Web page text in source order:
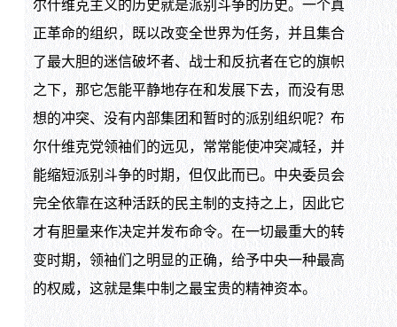
尔什维克主义的历史就是派别斗争的历史。一个真
正革命的组织，既以改变全世界为任务，并且集合
了最大胆的迷信破坏者、战士和反抗者在它的旗帜
之下，那它怎能平静地存在和发展下去，而没有思
想的冲突、没有内部集团和暂时的派别组织呢？布
尔什维克党领袖们的远见，常常能使冲突减轻，并
能缩短派别斗争的时期，但仅此而已。中央委员会
完全依靠在这种活跃的民主制的支持之上，因此它
才有胆量来作决定并发布命令。在一切最重大的转
变时期，领袖们之明显的正确，给予中央一种最高
的权威，这就是集中制之最宝贵的精神资本。